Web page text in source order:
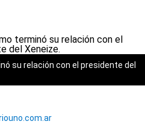
su relación con el presidente del